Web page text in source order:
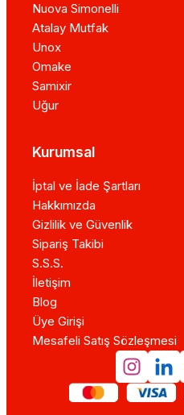
Nuova Simonelli
Atalay Mutfak
Unox
Omake
Samixir
Uğur
Kurumsal
İptal ve İade Şartları
Hakkımızda
Gizlilik ve Güvenlik
Sipariş Takibi
S.S.S.
İletişim
Blog
Üye Girişi
Mesafeli Satış Sözleşmesi